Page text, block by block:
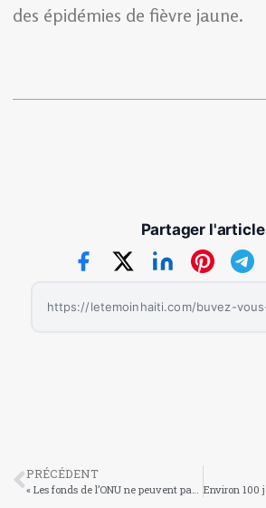
des épidémies de fièvre jaune.
Partager l'article
PRÉCÉDENT